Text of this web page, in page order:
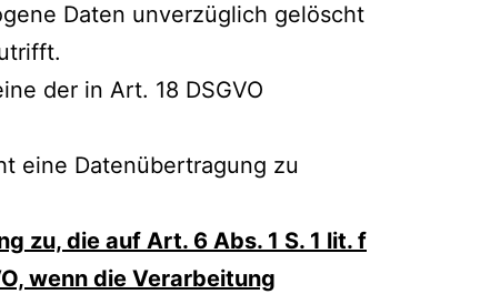
Daten unverzüglich gelöscht
der in Art. 18 DSGVO
eine Datenübertragung zu
zu, die auf Art. 6 Abs. 1 S. 1 lit. f
wenn die Verarbeitung